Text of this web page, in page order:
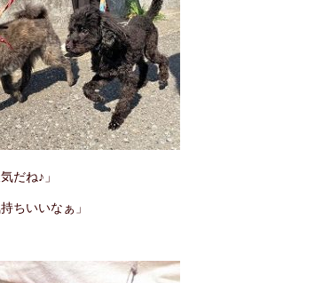
だね♪」
ちいいなぁ」